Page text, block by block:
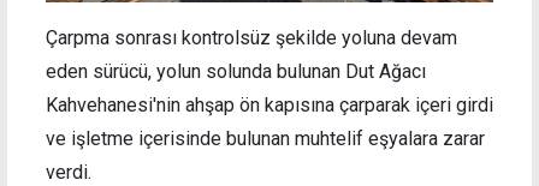
Çarpma sonrası kontrolsüz şekilde yoluna devam
eden sürücü, yolun solunda bulunan Dut Ağacı
Kahvehanesi'nin ahşap ön kapısına çarparak içeri girdi
ve işletme içerisinde bulunan muhtelif eşyalara zarar
verdi.